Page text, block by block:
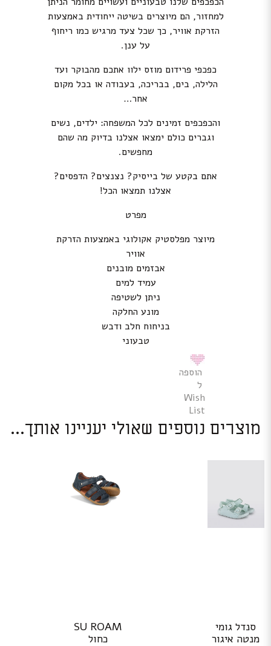
למחזור, הם מיוצרים בשיטה ייחודית באמצעות
הזרקת אוויר, כך שכל צעד מרגיש כמו ריחוף
על ענן.
כפכפי פרידום מוזס ילוו אתכם מהבוקר ועד
הלילה, בים, בבריכה, בעבודה או בכל מקום
אחר…
והכפכפים זמינים לכל המשפחה: ילדים, נשים
וגברים כולם ימצאו אצלנו בדיוק מה שהם
מחפשים.
אתם בקטע של בייסיק? נצנצים? הדפסים?
אצלנו תמצאו הכל!
מפרט
מיוצר מפלסטיק אקולוגי באמצעות הזרקת
אוויר
אבזמים מובנים
עמיד למים
ניתן לשטיפה
מונע החלקה
בניחוח חלב ודבש
טבעוני
הוספה
ל
Wish
List
מוצרים נוספים שאולי יעניינו אותך...
למוצר
סנדל גומי
מנטה איגור
למוצר
זהSU ROAM
כחול